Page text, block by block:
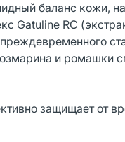
баланс кожи,
Gatuline RC
и ромашки
защищает от